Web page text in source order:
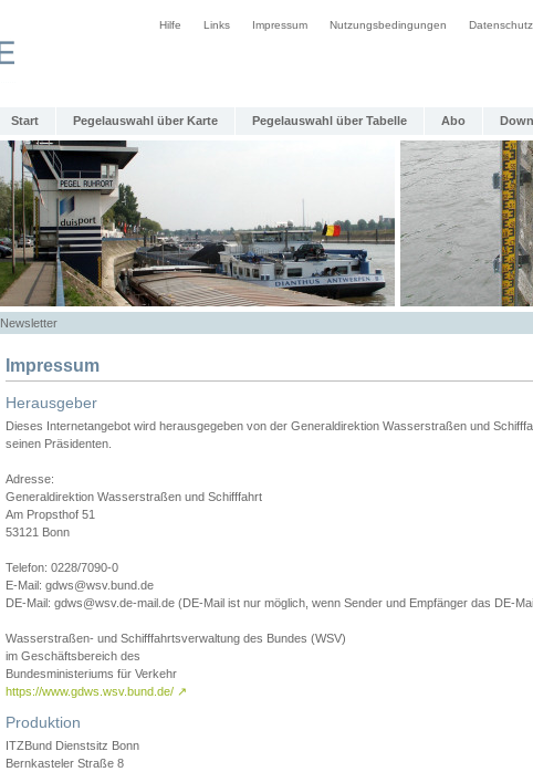
Hilfe Links Impressum Nutzungsbedingungen
Start Pegelauswahl über Karte Pegelauswahl über Tabelle Abo
Newsletter
Impressum
Herausgeber
Dieses Internetangebot wird herausgegeben von der Generaldirektion Wasserstraßen und
seinen Präsidenten.
Adresse:
Generaldirektion Wasserstraßen und Schifffahrt
Am Propsthof 51
53121 Bonn
Telefon: 0228/7090-0
E-Mail: gdws@wsv.bund.de
DE-Mail: gdws@wsv.de-mail.de (DE-Mail ist nur möglich, wenn Sender und Empfänger das DE-
Wasserstraßen- und Schifffahrtsverwaltung des Bundes (WSV)
im Geschäftsbereich des
Bundesministeriums für Verkehr
https://www.gdws.wsv.bund.de/ ↗
Produktion
ITZBund Dienstsitz Bonn
Bernkasteler Straße 8